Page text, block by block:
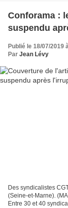
Conforama :
suspendu
Publié le 18/07/2019
Par Jean Lévy
Des syndicalistes
(Seine-et-Marne).
Entre 30 et 40